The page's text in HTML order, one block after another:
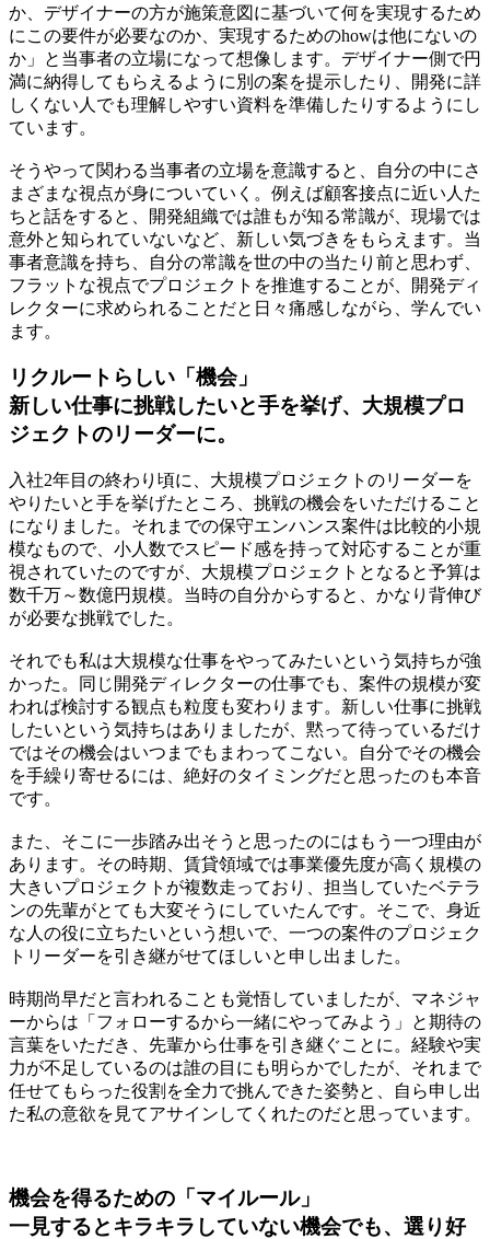
か、デザイナーの方が施策意図に基づいて何を実現するため
にこの要件が必要なのか、実現するためのhowは他にないの
か」と 当事者の立場になって想像します。 デザイナー側で円
満に納得してもらえるように別の案を提示したり、開発に詳
しくない人でも理解しやすい資料を準備したりするようにし
ています。
そうやって関わる当事者の立場を意識すると、自分の中にさ
まざまな視点が身についていく。例えば顧客接点に近い人た
ちと話をすると、開発組織では誰もが知る常識が、現場では
意外と知られていないなど、新しい気づきをもらえます。当
事者意識を持ち、
自分の常識を世の中の当たり前と思わず、
フラットな視点でプロジェクトを推進すること が、開発ディ
レクターに求められることだと日々痛感しながら、学んでい
ます。
リクルートらしい「機会」
新しい仕事に挑戦したいと手を挙げ、大規模プロ
ジェクトのリーダーに。
入社2年目の終わり頃に、大規模プロジェクトのリーダーを
やりたいと手を挙げたところ、挑戦の機会をいただけること
になりました。それまでの保守エンハンス案件は比較的小規
模なもので、小人数でスピード感を持って対応することが重
視されていたのですが、大規模プロジェクトとなると予算は
数千万～数億円規模。当時の自分からすると、かなり背伸び
が必要な挑戦でした。
それでも私は大規模な仕事をやってみたいという気持ちが強
かった。同じ開発ディレクターの仕事でも、案件の規模が変
われば検討する観点も粒度も変わります。新しい仕事に挑戦
したいという気持ちはありましたが、 黙って待っているだけ
ではその機会はいつまでもまわってこない。
自分でその機会
を手繰り寄せるには、絶好のタイミングだと思ったのも本音
です。
また、そこに一歩踏み出そうと思ったのにはもう一つ理由が
あります。その時期、賃貸領域では事業優先度が高く規模の
大きいプロジェクトが複数走っており、担当していたベテラ
ンの先輩がとても大変そうにしていたんです。そこで、身近
な人の役に立ちたいという想いで、一つの案件のプロジェク
トリーダーを引き継がせてほしいと申し出ました。
時期尚早だと言われることも覚悟していましたが、マネジャ
ーからは「フォローするから一緒にやってみよう」と期待の
言葉をいただき、先輩から仕事を引き継ぐことに。経験や実
力が不足しているのは誰の目にも明らかでしたが、 それまで
任せてもらった役割を全力で挑んできた姿勢と、自ら申し出
た私の意欲を見てアサインしてくれたのだと思っています。
機会を得るための「マイルール」
一見するとキラキラしていない機会でも、選り好